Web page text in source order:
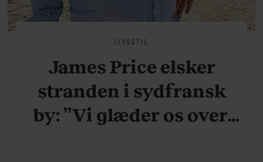
LIVSSTIL
James Price elsker
stranden i sydfransk
by: ”Vi glæder os over,